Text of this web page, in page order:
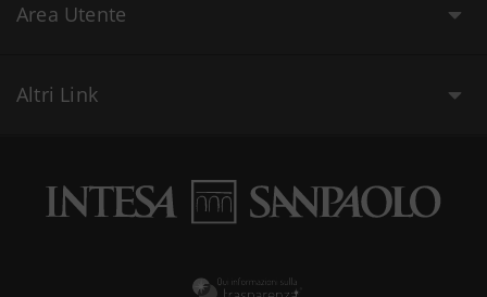
Area Utente
Altri Link